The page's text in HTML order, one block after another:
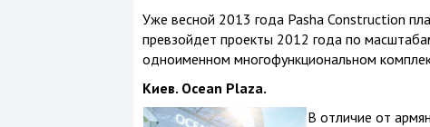
Уже весной 2013 года Pasha Construction
превзойдет проекты 2012 года по
одноименном многофункциональном
Киев. Ocean Plaza.
В отличие от